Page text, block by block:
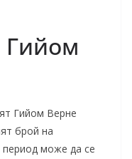
Гийом
Гийом Верне
брой на
период може да се